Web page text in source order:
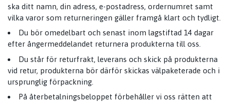
ska ditt namn, din adress, e-postadress, ordernumret samt
vilka varor som returneringen gäller framgå klart och tydligt.
Du bör omedelbart och senast inom lagstiftad 14 dagar
efter ångermeddelandet returnera produkterna till oss.
Du står för returfrakt, leverans och skick på produkterna
vid retur, produkterna bör därför skickas välpaketerade och i
ursprunglig förpackning.
På återbetalningsbeloppet förbehåller vi oss rätten att